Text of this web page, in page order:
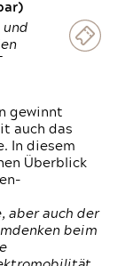
und
gewinnt
auch das
In diesem
Überblick
aber auch der
beim